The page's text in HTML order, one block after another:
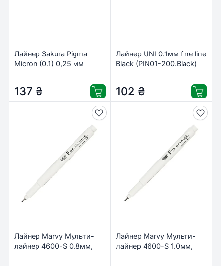
Лайнер Sakura Pigma
Micron (0.1) 0,25 мм
137 ₴
Лайнер UNI 0.1мм fine line
Black (PIN01-200.Black)
102 ₴
Лайнер Marvy Мульти-
лайнер 4600-S 0.8мм,
Лайнер Marvy Мульти-
лайнер 4600-S 1.0мм,